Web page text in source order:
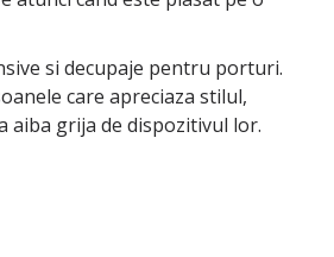
si decupaje pentru porturi.
care apreciaza stilul,
aiba grija de dispozitivul lor.